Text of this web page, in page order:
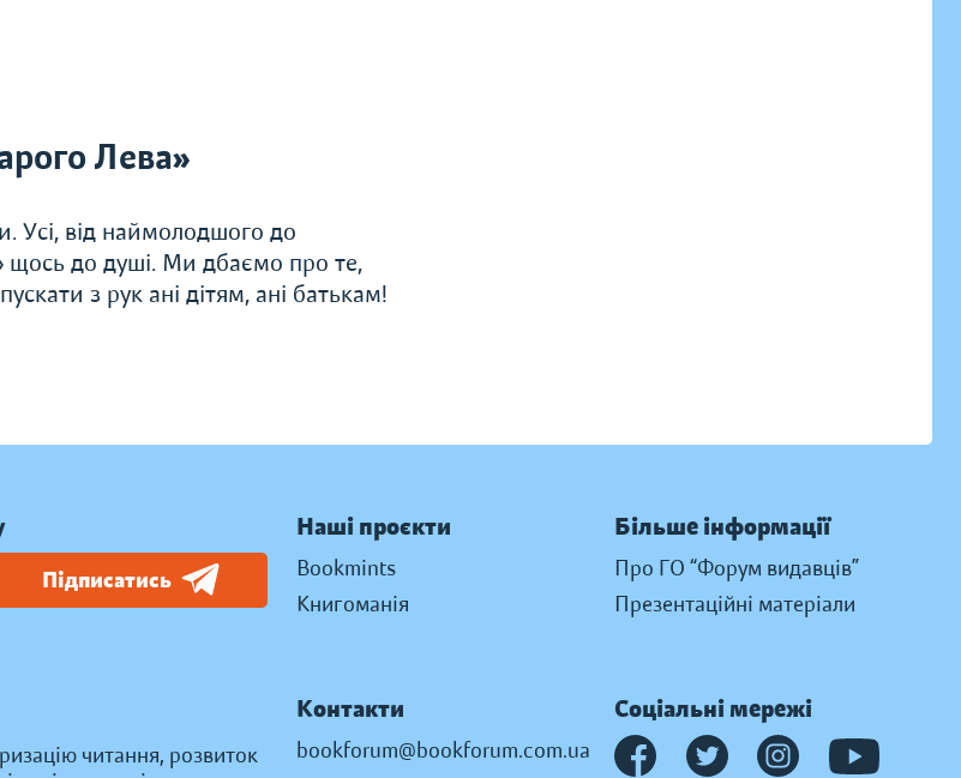
Лева»
Усі, від наймолодшого до
щось до душі. Ми дбаємо про те,
з рук ані дітям, ані батькам!
Підписатись
читання, розвиток
Наші проєкти
Bookmints
Книгоманія
Більше інформації
Про ГО “Форум видавців”
Презентаційні матеріали
Контакти
bookforum@bookforum.com.ua
Соціальні мережі